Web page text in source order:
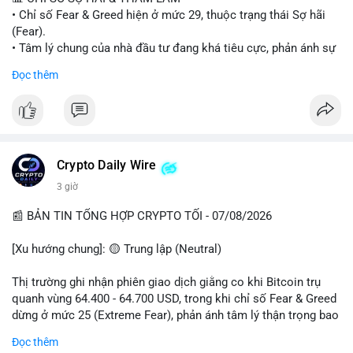
#vlikevn
• Chỉ số Fear & Greed hiện ở mức 29, thuộc trạng thái Sợ hãi
(Fear).
• Tâm lý chung của nhà đầu tư đang khá tiêu cực, phản ánh sự
• CoinGecko Trending: Plume (PLUME), Cash Cat (CASHCAT),
• LunarCrush Trending: Ethereum, Solana, Dogecoin, Polkadot,
Chainlink.
Viettel) và các từ khóa đời sống khác đang chiếm ưu thế.
💬 DÒNG CHẢY TIN TỨC & TRUYỀN THÔNG
năm tù đối với Sam Bankman-Fried (FTX).
• Tin tức vĩ mô: Cảnh báo về tình trạng stagflation (lạm phát
đình trệ) từ dữ liệu PMI của Mỹ; thu nhập của người Mỹ đang
• Tin tức Binance: Binance chuẩn bị nâng cấp dịch vụ giao dịch
Đọc thêm
Crypto Daily Wire
3 giờ
📰 BẢN TIN TỔNG HỢP CRYPTO TỐI - 07/08/2026
[Xu hướng chung]: 🟡 Trung lập (Neutral)
Thị trường ghi nhận phiên giao dịch giằng co khi Bitcoin trụ
quanh vùng 64.400 - 64.700 USD, trong khi chỉ số Fear & Greed
dừng ở mức 25 (Extreme Fear), phản ánh tâm lý thận trọng bao
Đọc thêm